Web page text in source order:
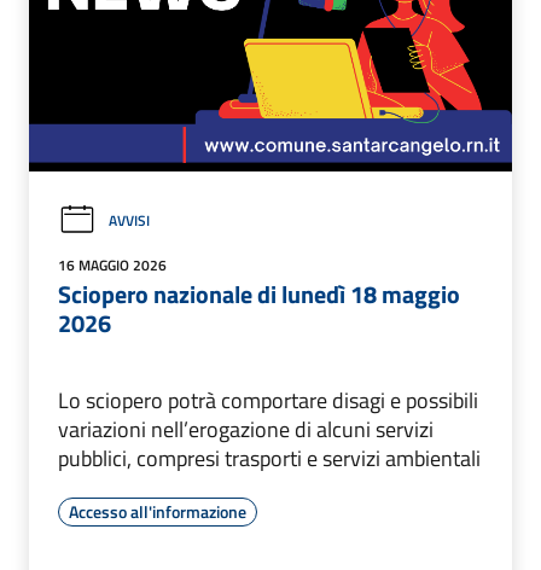
AVVISI
16 MAGGIO 2026
Sciopero nazionale di lunedì 18 maggio
2026
Lo sciopero potrà comportare disagi e possibili
variazioni nell’erogazione di alcuni servizi
pubblici, compresi trasporti e servizi ambientali
Accesso all'informazione